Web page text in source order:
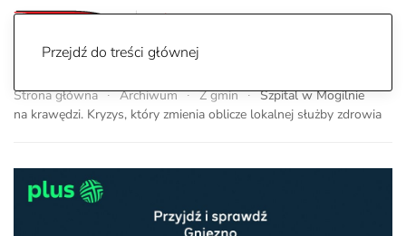
Przejdź do treści głównej
Strona główna Archiwum Z gmin
Szpital w Mogilnie
na krawędzi. Kryzys, który zmienia oblicze lokalnej służby zdrowia